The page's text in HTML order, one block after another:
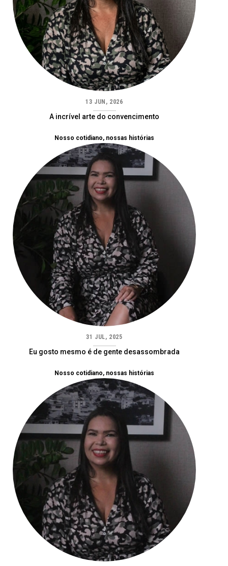
13 JUN, 2026
A incrível arte do convencimento
Nosso cotidiano, nossas histórias
31 JUL, 2025
Eu gosto mesmo é de gente desassombrada
Nosso cotidiano, nossas histórias